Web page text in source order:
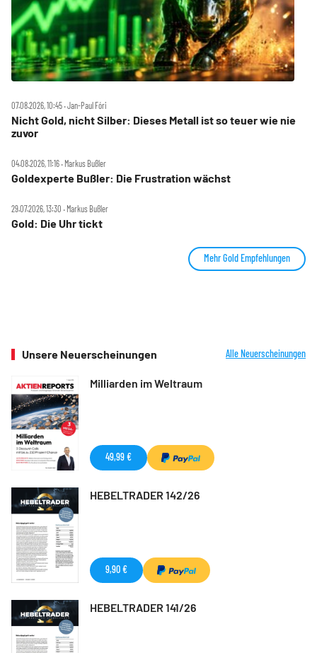
07.08.2026, 10:45 ‧ Jan-Paul Fóri
Nicht Gold, nicht Silber: Dieses Metall ist so teuer wie nie
zuvor
04.08.2026, 11:16 ‧ Markus Bußler
Goldexperte Bußler: Die Frustration wächst
29.07.2026, 13:30 ‧ Markus Bußler
Gold: Die Uhr tickt
Mehr Gold Empfehlungen
Unsere Neuerscheinungen Alle Neuerscheinungen
Milliarden im Weltraum
49,99 €
HEBELTRADER 142/26
9,90 €
HEBELTRADER 141/26